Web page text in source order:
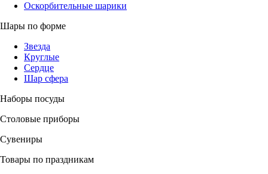
Оскорбительные шарики
Шары по форме
Звезда
Круглые
Сердце
Шар сфера
Наборы посуды
Столовые приборы
Сувениры
Товары по праздникам